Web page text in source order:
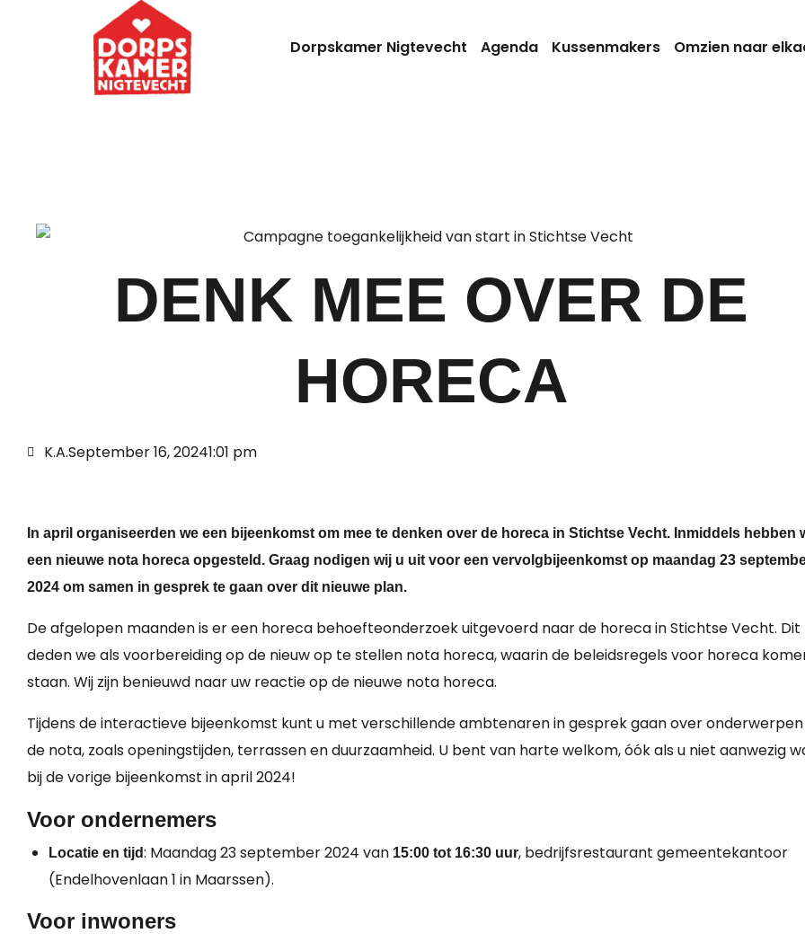
Dorpskamer Nigtevecht Agenda Kussenmakers Omzien naar
DENK MEE OVER DE
HORECA
K.A.September 16, 20241:01 pm
In april organiseerden we een bijeenkomst om mee te denken over de horeca in Stichtse Vecht. Inmiddels hebben
een nieuwe nota horeca opgesteld. Graag nodigen wij u uit voor een vervolgbijeenkomst op maandag 23
2024 om samen in gesprek te gaan over dit nieuwe plan.
De afgelopen maanden is er een horeca behoefteonderzoek uitgevoerd naar de horeca in Stichtse Vecht. Dit
deden we als voorbereiding op de nieuw op te stellen nota horeca, waarin de beleidsregels voor horeca
staan. Wij zijn benieuwd naar uw reactie op de nieuwe nota horeca.
Tijdens de interactieve bijeenkomst kunt u met verschillende ambtenaren in gesprek gaan over
de nota, zoals openingstijden, terrassen en duurzaamheid. U bent van harte welkom, óók als u niet aanwezig
bij de vorige bijeenkomst in april 2024!
Voor ondernemers
Locatie en tijd: Maandag 23 september 2024 van 15:00 tot 16:30 uur, bedrijfsrestaurant gemeentekantoor
(Endelhovenlaan 1 in Maarssen).
Voor inwoners